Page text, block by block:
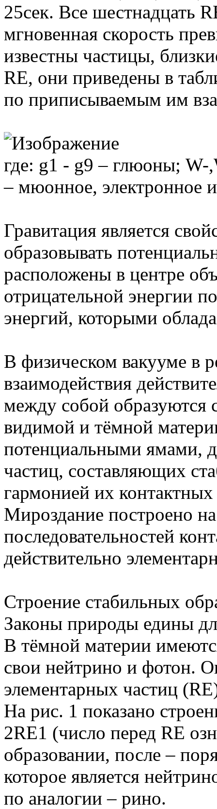
25сек. Все шестнадцать
мгновенная скорость
известны частицы,
RE, они приведены в
по приписываемым им
где: g1 - g9 – глюоны;
– мюонное, электронное
Гравитация является
образовывать
расположены в центре
отрицательной энергии
энергий, которыми
В физическом вакууме в
взаимодействия
между собой образуются
видимой и тёмной
потенциальными ямами,
частиц, составляющих
гармонией их
Мироздание построено
последовательностей
действительно
Строение стабильных
Законы природы едины
В тёмной материи
свои нейтрино и фотон.
элементарных частиц
На рис. 1 показано
2RE1 (число перед RE
образовании, после –
которое является
по аналогии – рино.